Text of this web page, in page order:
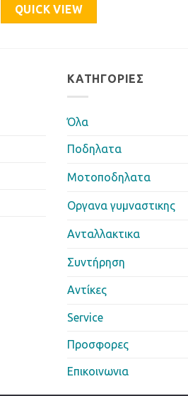
QUICK VIEW
ΚΑΤΗΓΟΡΊΕΣ
Όλα
Ποδηλατα
Μοτοποδηλατα
Οργανα γυμναστικης
Ανταλλακτικα
Συντήρηση
Αντίκες
Service
Προσφορες
Επικοινωνια